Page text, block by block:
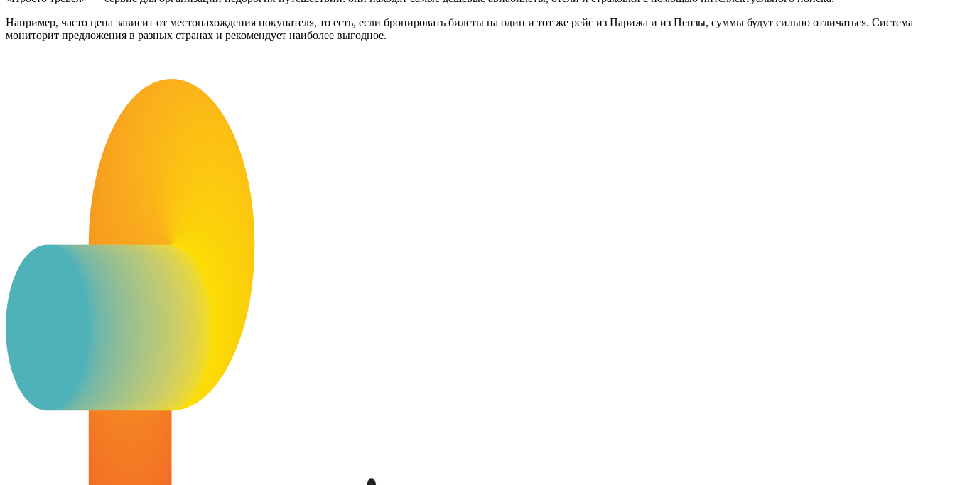
Например, часто цена зависит от местонахождения покупателя, то есть, если бронировать билеты на один и тот же рейс из Парижа и из Пензы, суммы будут сильно отличаться. Система
мониторит предложения в разных странах и рекомендует наиболее выгодное.